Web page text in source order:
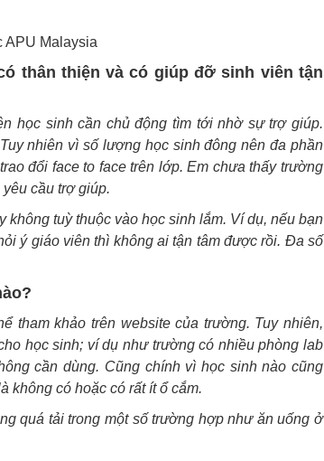
APU Malaysia
thân thiện và có giúp đỡ sinh viên tận
học sinh cần chủ động tìm tới nhờ sự trợ giúp.
nhiên vì số lượng học sinh đông nên đa phần
đổi face to face trên lớp. Em chưa thấy trường
cầu trợ giúp.
tuỳ thuộc vào học sinh lắm. Ví dụ, nếu bạn
ý giáo viên thì không ai tận tâm được rồi. Đa số
tham khảo trên website của trường. Tuy nhiên,
học sinh; ví dụ như trường có nhiều phòng lab
cần dùng. Cũng chính vì học sinh nào cũng
không có hoặc có rất ít ổ cắm.
quá tải trong một số trường hợp như ăn uống ở